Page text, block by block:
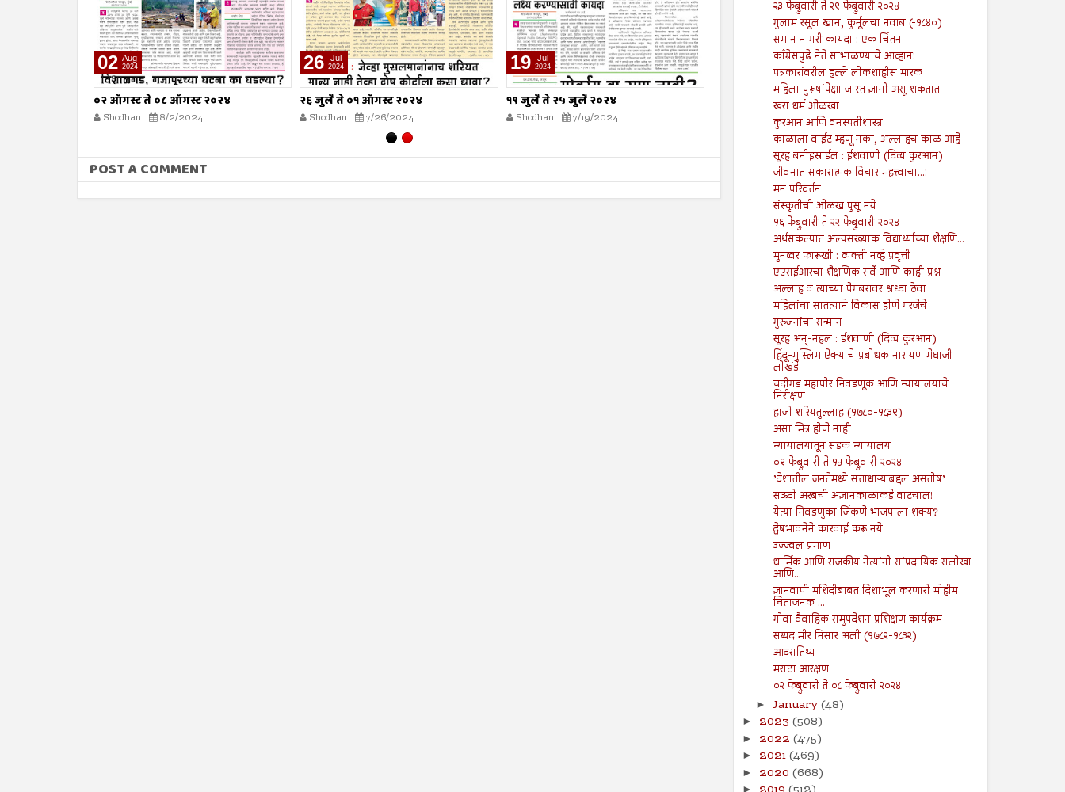
26 Jul
2024
२६ जुलै ते ०१ ऑगस्ट २०२४
Shodhan 7/26/2024
19 Jul
2024
१९ जुलै ते २५ जुलै २०२४
Shodhan 7/19/2024
27 Mar
2025
शोधन- २८ मार्च ते ३ एप्रिल २०२५
Shodhan 3/27/2025
Aug
१६ ऑगस्ट ते २२ ऑगस्ट २०२४
Shodhan 8/16/2024
POST A COMMENT
२३ फेब्रुवारी ते २९ फेब्रुवारी २०२४
गुलाम रसूल खान, कुर्नूलचा नवाब (-१८४०)
समान नागरी कायदा : एक चिंतन
काँग्रेसपुढे नेते सांभाळण्याचे आव्हान!
पत्रकारांवरील हल्ले लोकशाहीस मारक
महिला पुरूषांपेक्षा जास्त ज्ञानी असू शकतात
खरा धर्म ओळखा
कुरआन आणि वनस्पतीशास्त्र
काळाला वाईट म्हणू नका, अल्लाहच काळ आहे
सूरह बनीइस्राईल : ईशवाणी (दिव्य कुरआन)
जीवनात सकारात्मक विचार महत्त्वाचा...!
मन परिवर्तन
संस्कृतीची ओळख पुसू नये
१६ फेब्रुवारी ते २२ फेब्रुवारी २०२४
अर्थसंकल्पात अल्पसंख्याक विद्यार्थ्यांच्या शैक्षणि...
मुनव्वर फारूखी : व्यक्ती नव्हे प्रवृत्ती
एएसईआरचा शैक्षणिक सर्वे आणि काही प्रश्न
अल्लाह व त्याच्या पैगंबरावर श्रध्दा ठेवा
महिलांचा सातत्याने विकास होणे गरजेचे
गुरुजनांचा सन्मान
सूरह अन्-नहल : ईशवाणी (दिव्य कुरआन)
हिंदू-मुस्लिम ऐक्याचे प्रबोधक नारायण मेघाजी
लोखंडे
चंदीगड महापौर निवडणूक आणि न्यायालयाचे
निरीक्षण
हाजी शरियतुल्लाह (१७८०-१८३९)
असा मित्र होणे नाही
न्यायालयातून सडक न्यायालय
०९ फेब्रुवारी ते १५ फेब्रुवारी २०२४
’देशातील जनतेमध्ये सत्ताधाऱ्यांबद्दल असंतोष’
सऊदी अरबची अज्ञानकाळाकडे वाटचाल!
येत्या निवडणुका जिंकणे भाजपाला शक्य?
द्वेषभावनेने कारवाई करू नये
उज्ज्वल प्रमाण
धार्मिक आणि राजकीय नेत्यांनी सांप्रदायिक सलोखा
आणि...
ज्ञानवापी मशिदीबाबत दिशाभूल करणारी मोहीम
चिंताजनक ...
गोवा वैवाहिक समुपदेशन प्रशिक्षण कार्यक्रम
सय्यद मीर निसार अली (१७८२-१८३२)
आदरातिथ्य
मराठा आरक्षण
०२ फेब्रुवारी ते ०८ फेब्रुवारी २०२४
► January(48)
► 2023 (508)
► 2022 (475)
► 2021(469)
► 2020 (668)
►